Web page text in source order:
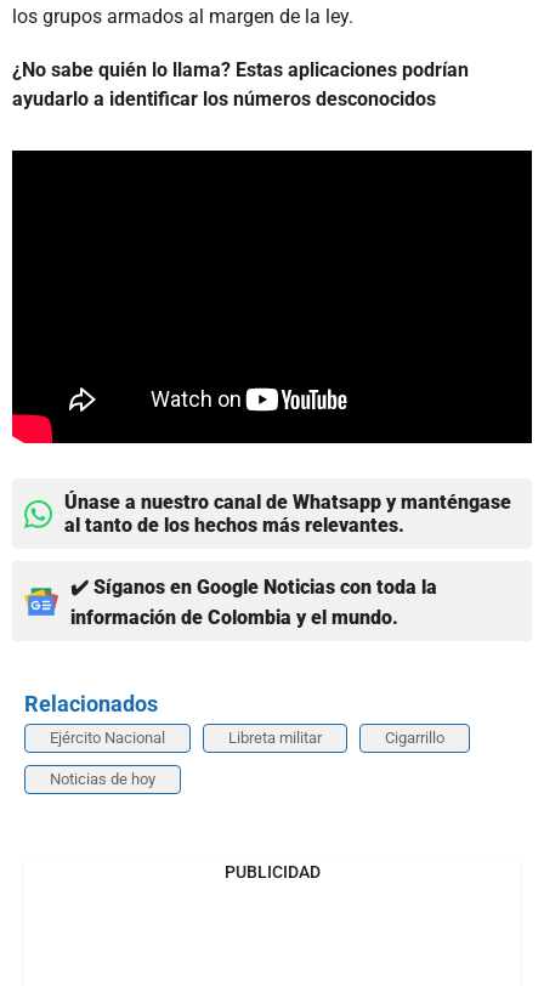
los grupos armados al margen de la ley.
¿No sabe quién lo llama? Estas aplicaciones podrían
ayudarlo a identificar los números desconocidos
Únase a nuestro canal de Whatsapp y manténgase
al tanto de los hechos más relevantes.
✔️ Síganos en Google Noticias con toda la
información de Colombia y el mundo.
Relacionados
Ejército Nacional Libreta militar Cigarrillo
Noticias de hoy
PUBLICIDAD